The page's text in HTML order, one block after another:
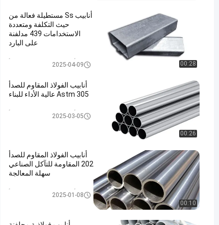
00:28
أنابيب Ss مستطيلة فعالة من
حيث التكلفة ومتعددة
الاستخدامات 439 مدلفنة
على البارد
أنبوب الفولاذ المقاوم للصدأ
2025-04-09
00:26
أنابيب الفولاذ المقاوم للصدأ
305 Astm عالية الأداء للبناء
أنبوب الفولاذ المقاوم للصدأ
2025-03-05
00:10
أنابيب الفولاذ المقاوم للصدأ
202 المقاومة للتآكل الصناعي
سهلة المعالجة
أنبوب الفولاذ المقاوم للصدأ
2025-01-08